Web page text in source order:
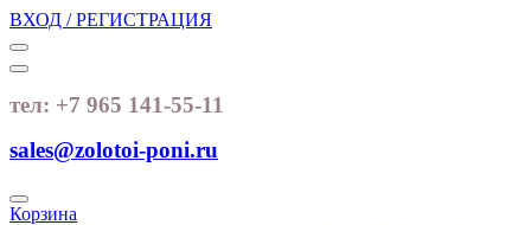
ВХОД / РЕГИСТРАЦИЯ
тел: +7 965 141-55-11
sales@zolotoi-poni.ru
Корзина